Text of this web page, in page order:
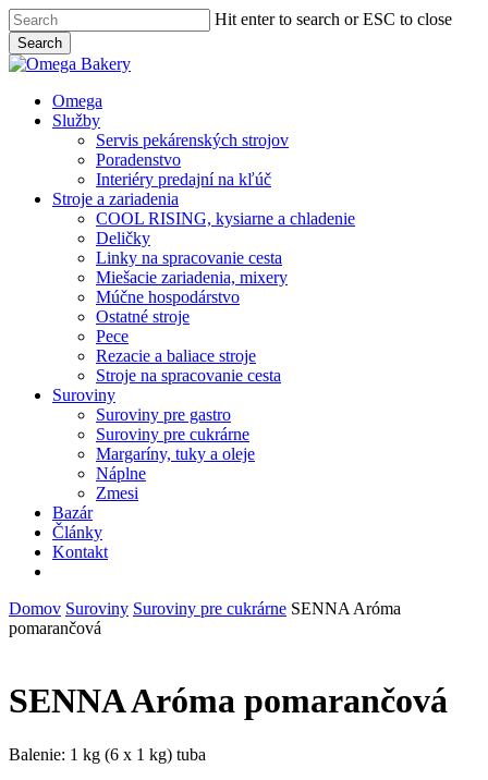
Skip
to
main
content
Hit enter to search or ESC to close
Search
Close
Menu
Omega
Služby
Servis pekárenských strojov
Poradenstvo
Interiéry predajní na kľúč
Stroje a zariadenia
COOL RISING, kysiarne a chladenie
Deličky
Linky na spracovanie cesta
Miešacie zariadenia, mixery
Múčne hospodárstvo
Ostatné stroje
Pece
Rezacie a baliace stroje
Stroje na spracovanie cesta
Suroviny
Suroviny pre gastro
Suroviny pre cukrárne
Margaríny, tuky a oleje
Náplne
Zmesi
Bazár
Články
Kontakt
Domov Suroviny Suroviny pre cukrárne SENNA Aróma
pomarančová
SENNA Aróma pomarančová
Balenie: 1 kg (6 x 1 kg) tuba